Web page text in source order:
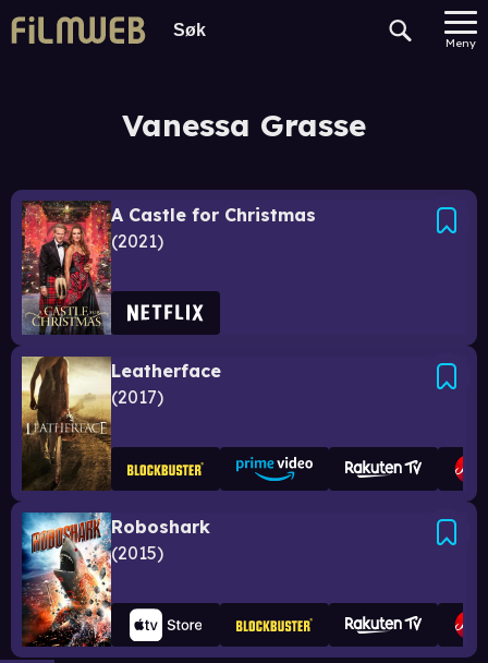
Meny
Vanessa Grasse
A Castle for Christmas
2021
Leatherface
2017
Roboshark
2015